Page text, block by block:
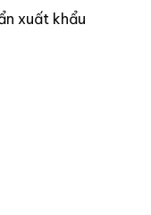
xuất khẩu